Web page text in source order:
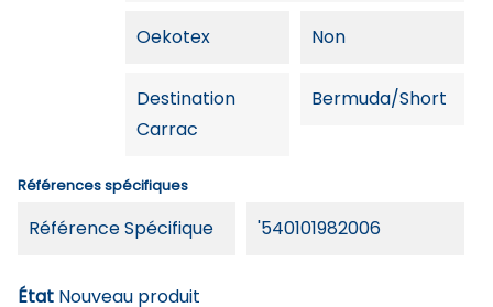
Oekotex Non
Destination
Carrac
Bermuda/Short
Références spécifiques
Référence Spécifique '540101982006
État Nouveau produit